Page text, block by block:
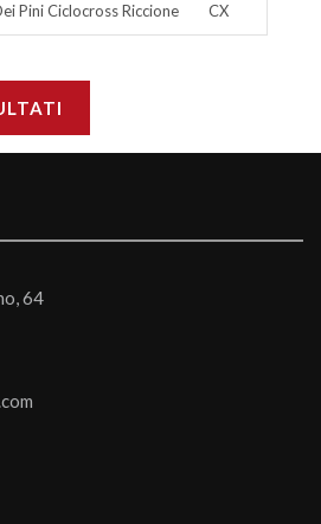
Pini Ciclocross Riccione CX
64